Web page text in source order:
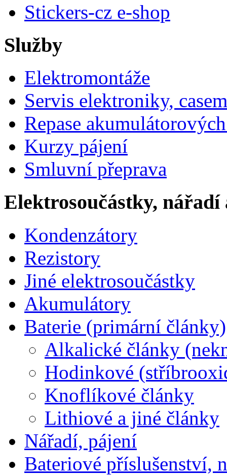
Stickers-cz e-shop
Služby
Elektromontáže
Servis elektroniky,
Repase
Kurzy pájení
Smluvní přeprava
Elektrosoučástky, nářadí
Kondenzátory
Rezistory
Jiné elektrosoučástky
Akumulátory
Baterie (primární články)
Alkalické články
Hodinkové
Knoflíkové články
Lithiové a jiné články
Nářadí, pájení
Bateriové příslušenství,